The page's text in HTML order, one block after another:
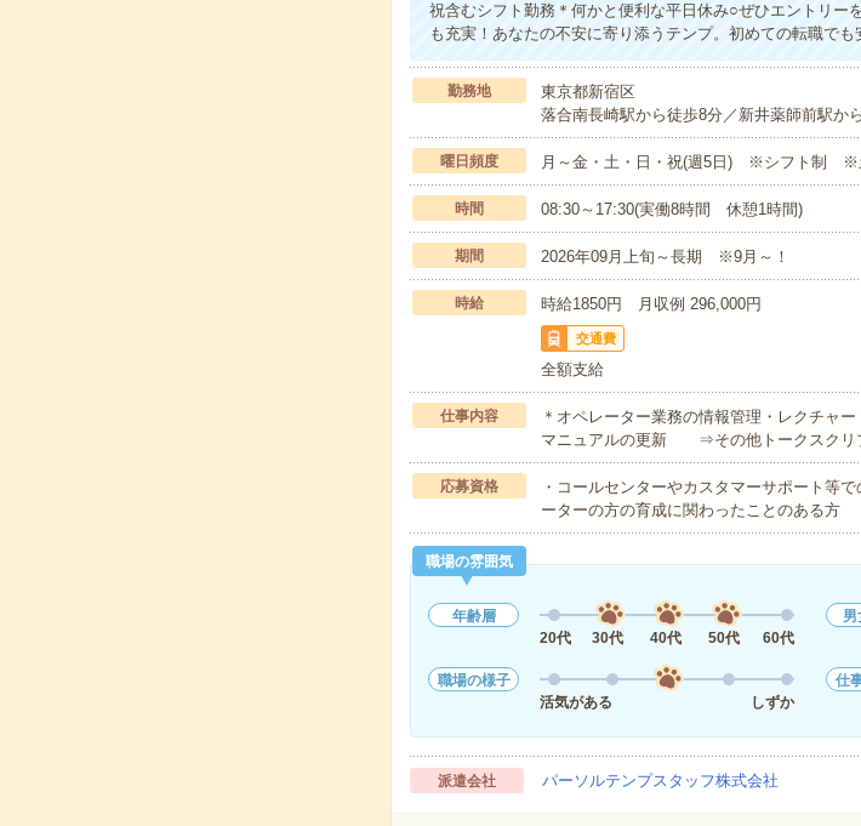
祝含むシフト勤務＊何かと便利な平日休み○ぜひエントリー
も充実！あなたの不安に寄り添うテンプ。初めての転職でも
勤務地
東京都新宿区
落合南長崎駅から徒歩8分／新井薬師前駅か
曜日頻度 月～金・土・日・祝(週5日) ※シフト制 ※
時間 08:30～17:30(実働8時間 休憩1時間)
期間 2026年09月上旬～長期 ※9月～！
時給 時給1850円 月収例 296,000円
交通費
全額支給
仕事内容
＊オペレーター業務の情報管理・レクチャ
マニュアルの更新 ⇒その他トークスクリ
応募資格
・コールセンターやカスタマーサポート等
ーターの方の育成に関わったことのある方
職場の雰囲気
年齢層
20代
30代 40代 50代 60代
男
職場の様子
活気がある
しずか
仕
派遣会社 パーソルテンプスタッフ株式会社